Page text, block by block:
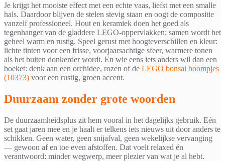
Je krijgt het mooiste effect met een echte vaas, liefst met een smalle
hals. Daardoor blijven de stelen stevig staan en oogt de compositie
vanzelf professioneel. Hout en keramiek doen het goed als
tegenhanger van de gladdere LEGO-oppervlakken; samen wordt het
geheel warm en rustig. Speel gerust met hoogteverschillen en kleur:
lichte tinten voor een frisse, voorjaarsachtige sfeer, warmere tonen
als het buiten donkerder wordt. En wie eens iets anders wil dan een
boeket: denk aan een orchidee, rozen of de LEGO bonsai boompjes
(10373) voor een rustig, groen accent.
Duurzaam zonder grote woorden
De duurzaamheidsplus zit hem vooral in het dagelijks gebruik. Eén
set gaat jaren mee en je haalt er telkens iets nieuws uit door anders te
schikken. Geen water, geen snijafval, geen wekelijkse vervanging
— gewoon af en toe even afstoffen. Dat voelt relaxed én
verantwoord: minder wegwerp, meer plezier van wat je al hebt.